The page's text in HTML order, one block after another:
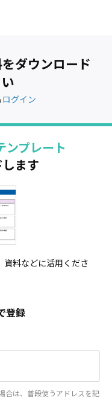
ダウンロード
ログイン
ンプレート
ます
資料などに活用くださ
登録
合は、普段使うアドレスを記